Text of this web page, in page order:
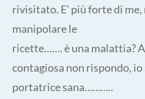
rivisitato. E’ più forte di me,
manipolare le
ricette……. è una malattia?
contagiosa non rispondo, io
portatrice sana………..